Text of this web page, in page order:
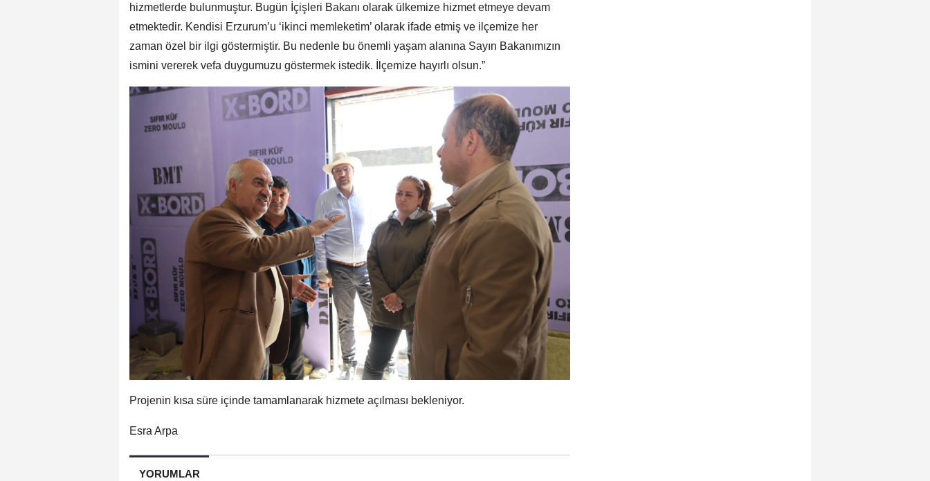
hizmetlerde bulunmuştur. Bugün İçişleri Bakanı olarak ülkemize hizmet etmeye devam
etmektedir. Kendisi Erzurum’u ‘ikinci memleketim’ olarak ifade etmiş ve ilçemize her
zaman özel bir ilgi göstermiştir. Bu nedenle bu önemli yaşam alanına Sayın Bakanımızın
ismini vererek vefa duygumuzu göstermek istedik. İlçemize hayırlı olsun.”
Projenin kısa süre içinde tamamlanarak hizmete açılması bekleniyor.
Esra Arpa
YORUMLAR